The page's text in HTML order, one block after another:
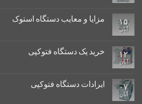
۱۵
آبان
مزایا و معایب دستگاه استوک
۱۲
آبان
خرید یک دستگاه فتوکپی
۰۷
آبان
ایرادات دستگاه فتوکپی